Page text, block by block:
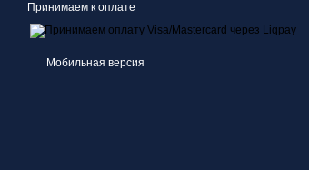
Принимаем к оплате
Мобильная версия